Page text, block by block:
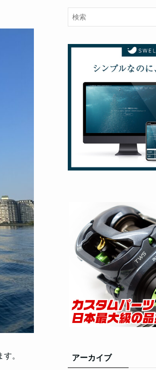
。 アーカイブ